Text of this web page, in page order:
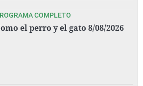
COMPLETO
el perro y el gato 8/08/2026